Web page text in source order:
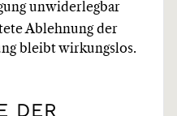
unwiderlegbar
Ablehnung der
bleibt wirkungslos.
DER